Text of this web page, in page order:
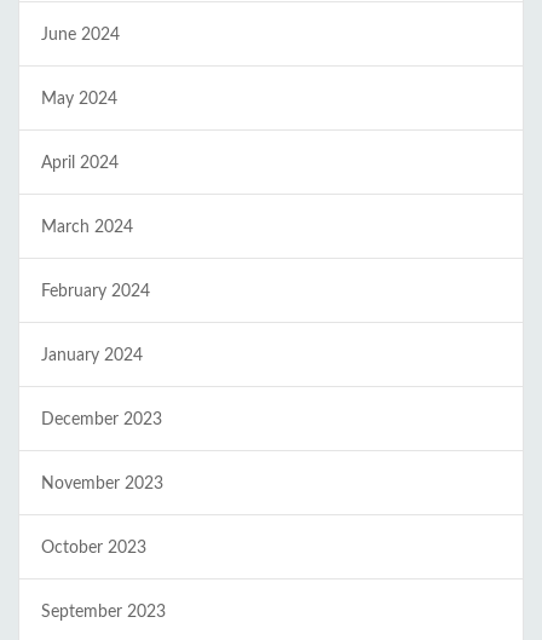
June 2024
May 2024
April 2024
March 2024
February 2024
January 2024
December 2023
November 2023
October 2023
September 2023